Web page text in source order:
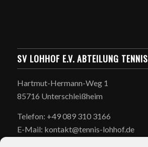
SV LOHHOF E.V. ABTEILUNG TENNIS
Hartmut-Hermann-Weg 1
85716 Unterschleißheim
Telefon: +49 089 310 3166
E-Mail: kontakt@tennis-lohhof.de